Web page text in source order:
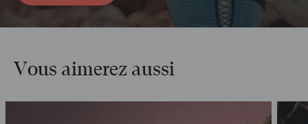
Vous aimerez aussi